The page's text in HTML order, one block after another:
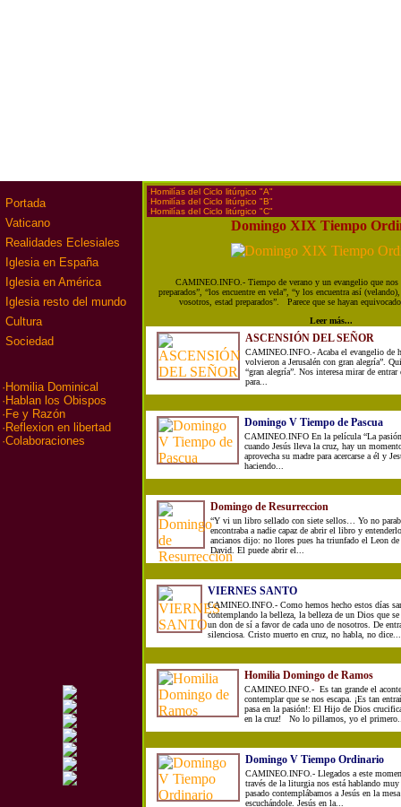
Portada
Vaticano
Realidades Eclesiales
Iglesia en España
Iglesia en América
Iglesia resto del mundo
Cultura
Sociedad
· Homilia Dominical
· Hablan los Obispos
· Fe y Razón
· Reflexion en libertad
·Colaboraciones
·Homilías del Ciclo litúrgico "A"
·Homilías del Ciclo litúrgico "B"
·Homilías del Ciclo litúrgico "C"
Domingo XIX Tiempo
CAMINEO.INFO.- Tiempo de verano y un evangelio que nos
preparados”, “los encuentre en vela”, “y los encuentra así
vosotros, estad preparados”. Parece que se hayan
Leer más...
ASCENSIÓN DEL SEÑOR
CAMINEO.INFO.- Acaba el evangelio de
volvieron a Jerusalén con gran alegría”.
“gran alegría”. Nos interesa mirar de
para...
Domingo V Tiempo de Pascua
CAMINEO.INFO En la película “La
cuando Jesús lleva la cruz, hay un
aprovecha su madre para acercarse a él y
haciendo...
Domingo de Resurreccion
“Y vi un libro sellado con siete sellos… Yo no
encontraba a nadie capaz de abrir el libro y
ancianos dijo: no llores pues ha triunfado el Leon
David. El puede abrir el...
VIERNES SANTO
CAMINEO.INFO.- Como hemos hecho estos días
contemplando la belleza, la belleza de un Dios que se
un don de sí a favor de cada uno de nosotros. De
silenciosa. Cristo muerto en cruz, no habla, no dice...
Homilia Domingo de Ramos
CAMINEO.INFO.- Es tan grande el
contemplar que se nos escapa. ¡Es tan
pasa en la pasión!: El Hijo de Dios
en la cruz! No lo pillamos, yo el
Domingo V Tiempo Ordinario
CAMINEO.INFO.- Llegados a este
través de la liturgia nos está hablando
pasado contemplábamos a Jesús en la
escuchándole. Jesús en la...